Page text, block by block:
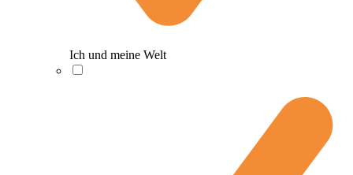
Ich und meine Welt